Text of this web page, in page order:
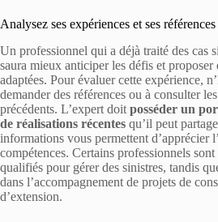
Analysez ses expériences et ses références
Un professionnel qui a déjà traité des cas
saura mieux anticiper les défis et proposer
adaptées. Pour évaluer cette expérience,
demander des références ou à consulter
précédents. L’expert doit posséder un
de réalisations récentes qu’il peut
informations vous permettent d’apprécier
compétences. Certains professionnels
qualifiés pour gérer des sinistres, tandis
dans l’accompagnement de projets de
d’extension.